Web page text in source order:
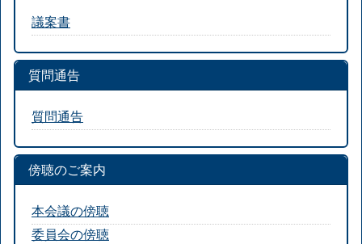
議案書
質問通告
質問通告
傍聴のご案内
本会議の傍聴
委員会の傍聴